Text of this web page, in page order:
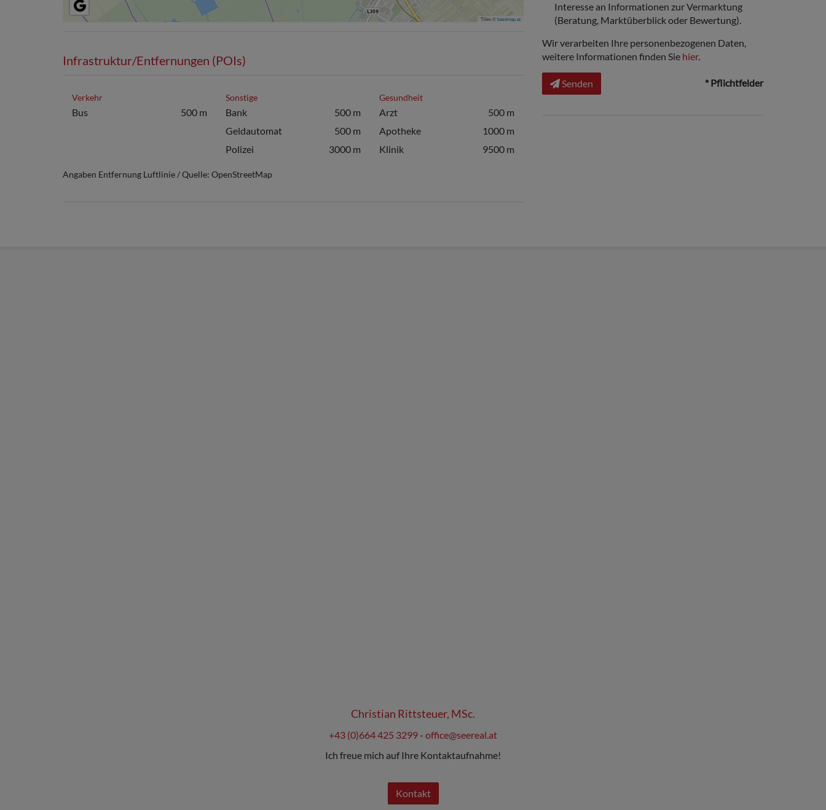
Tiles ©basemap.at
Infrastruktur/Entfernungen (POIs)
Verkehr
Bus 500 m
Sonstige
Bank
500 m
Geldautomat
500 m
Polizei
3000 m
Gesundheit
Arzt
500 m
Apotheke
1000 m
Klinik
9500 m
Angaben Entfernung Luftlinie / Quelle: OpenStreetMap
Interesse an Informationen zur Vermarktung
(Beratung, Marktüberblick oder Bewertung).
Wir verarbeiten Ihre personenbezogenen Daten,
weitere Informationen finden Sie hier.
Senden * Pflichtfelder
Christian Rittsteuer, MSc.
+43 (0)664 425 3299 - office@seereal.at
Ich freue mich auf Ihre Kontaktaufnahme!
Kontakt